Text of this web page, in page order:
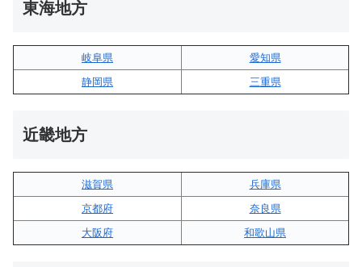
東海地方
岐阜県
愛知県
静岡県
三重県
近畿地方
滋賀県
兵庫県
京都府
奈良県
大阪府
和歌山県